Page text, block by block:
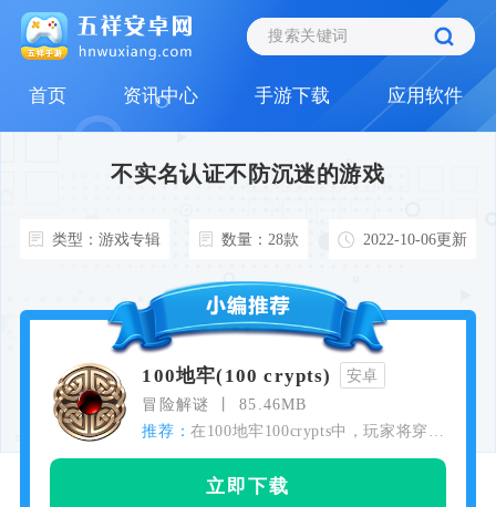
首页 资讯中心 手游下载 应用软件
不实名认证不防沉迷的游戏
类型：游戏专辑 数量：28款 2022-10-06更新
100地牢(100 crypts)
安卓
冒险解谜
85.46MB
推荐：在100地牢100crypts中，玩家将穿梭
牢都设有独特的谜题等待解决。这
些谜题包括逻辑推理、物理机制、
立即下载